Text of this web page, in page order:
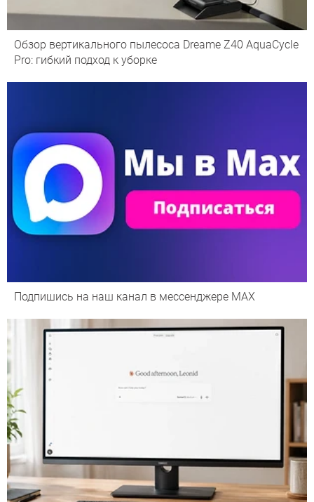
Обзор вертикального пылесоса Dreame Z40 AquaCycle
Pro: гибкий подход к уборке
Подпишись на наш канал в мессенджере МАХ